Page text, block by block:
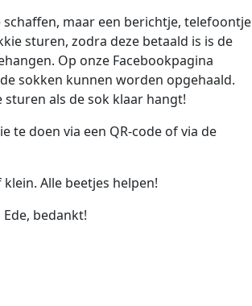
maar een berichtje, telefoontje
sturen, zodra deze betaald is is de
Op onze Facebookpagina
sokken kunnen worden opgehaald.
als de sok klaar hangt!
te doen via een QR-code of via de
Alle beetjes helpen!
bedankt!